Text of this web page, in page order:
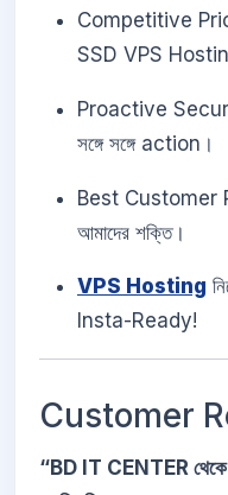
Competitive
SSD VPS
Proactive
সঙ্গে সঙ্গে action।
Best Customer
আমাদের শক্তি।
VPS Hosting
Insta-Ready!
Customer
“BD IT CENTER থেকে